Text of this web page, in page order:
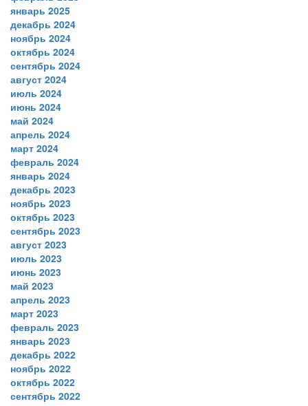
январь 2025
декабрь 2024
ноябрь 2024
октябрь 2024
сентябрь 2024
август 2024
июль 2024
июнь 2024
май 2024
апрель 2024
март 2024
февраль 2024
январь 2024
декабрь 2023
ноябрь 2023
октябрь 2023
сентябрь 2023
август 2023
июль 2023
июнь 2023
май 2023
апрель 2023
март 2023
февраль 2023
январь 2023
декабрь 2022
ноябрь 2022
октябрь 2022
сентябрь 2022